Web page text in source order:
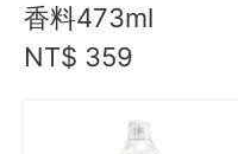
隱私保護
服務條款
香料473ml
NT$ 359